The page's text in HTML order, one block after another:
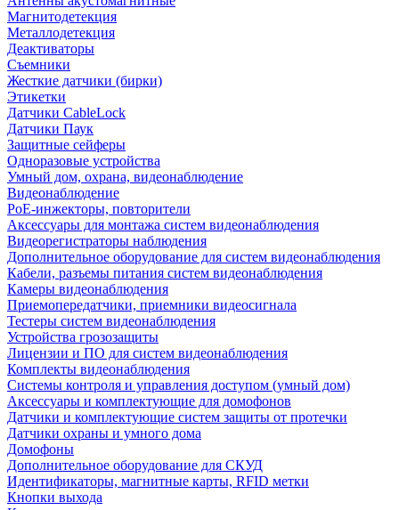
Магнитодетекция
Металлодетекция
Деактиваторы
Съемники
Жесткие датчики (бирки)
Этикетки
Датчики CableLock
Датчики Паук
Защитные сейферы
Одноразовые устройства
Умный дом, охрана, видеонаблюдение
Видеонаблюдение
PoE-инжекторы, повторители
Аксессуары для монтажа систем видеонаблюдения
Видеорегистраторы наблюдения
Дополнительное оборудование для систем видеонаблюдения
Кабели, разъемы питания систем видеонаблюдения
Камеры видеонаблюдения
Приемопередатчики, приемники видеосигнала
Тестеры систем видеонаблюдения
Устройства грозозащиты
Лицензии и ПО для систем видеонаблюдения
Комплекты видеонаблюдения
Системы контроля и управления доступом (умный дом)
Аксессуары и комплектующие для домофонов
Датчики и комплектующие систем защиты от протечки
Датчики охраны и умного дома
Домофоны
Дополнительное оборудование для СКУД
Идентификаторы, магнитные карты, RFID метки
Кнопки выхода